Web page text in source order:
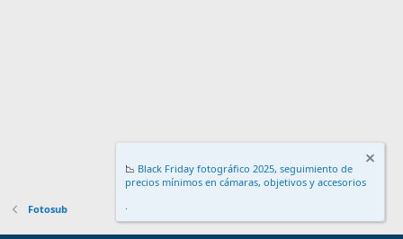
Fotosub
📉 Black Friday fotográfico 2025, seguimiento de
precios mínimos en cámaras, objetivos y accesorios
.